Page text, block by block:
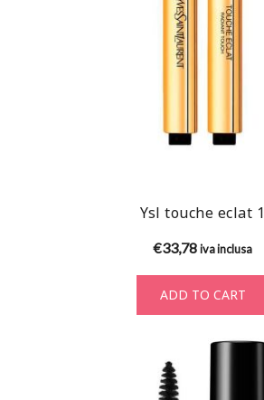
Ysl touche eclat 1
€33,78iva inclusa
ADD TO CART